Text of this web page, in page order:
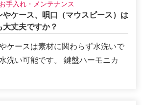
手入れ・メンテナンス
やケース、唄口（マウスピース）は
大丈夫ですか？
ケースは素材に関わらず水洗いで
洗い可能です。 鍵盤ハーモニカ